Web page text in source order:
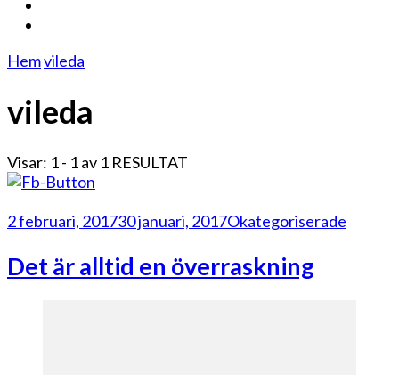
Hemvileda
vileda
Visar: 1 - 1 av 1 RESULTAT
2 februari, 201730 januari, 2017Okategoriserade
Det är alltid en överraskning